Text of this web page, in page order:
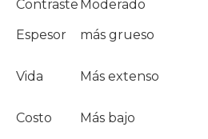
Contraste Moderado
Espesor
más grueso
Vida Más extenso
Costo
Más bajo